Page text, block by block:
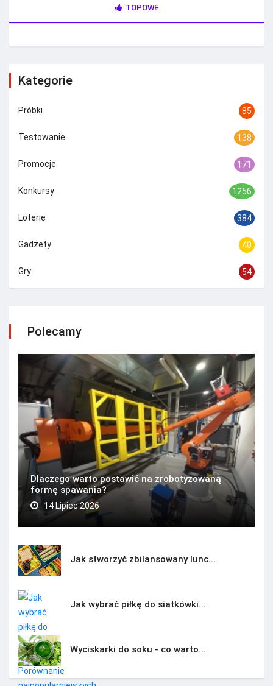
TOPOWE
Kategorie
Próbki 85
Testowanie 138
Promocje 171
Konkursy 1256
Loterie 384
Gadżety 40
Gry 54
Polecamy
Dlaczego warto postawić na zrobotyzowaną
formę spawania?
14 Lipiec 2026
Jak stworzyć zbilansowany lunc...
Jak wybrać piłkę do siatkówki...
Wyciskarki do soku - co warto...